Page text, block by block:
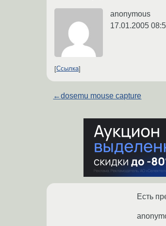
anonymous
17.01.2005
Ссылка
←dosemu mouse capture
Есть